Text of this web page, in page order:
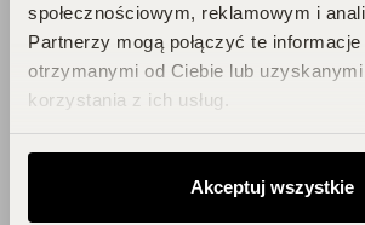
społecznościowym, reklamowym i
Partnerzy mogą połączyć te
otrzymanymi od Ciebie lub
korzystania z ich usług.
Akceptuj wszystkie
ZOBACZ WSZYSTKIE ARTYKUŁY